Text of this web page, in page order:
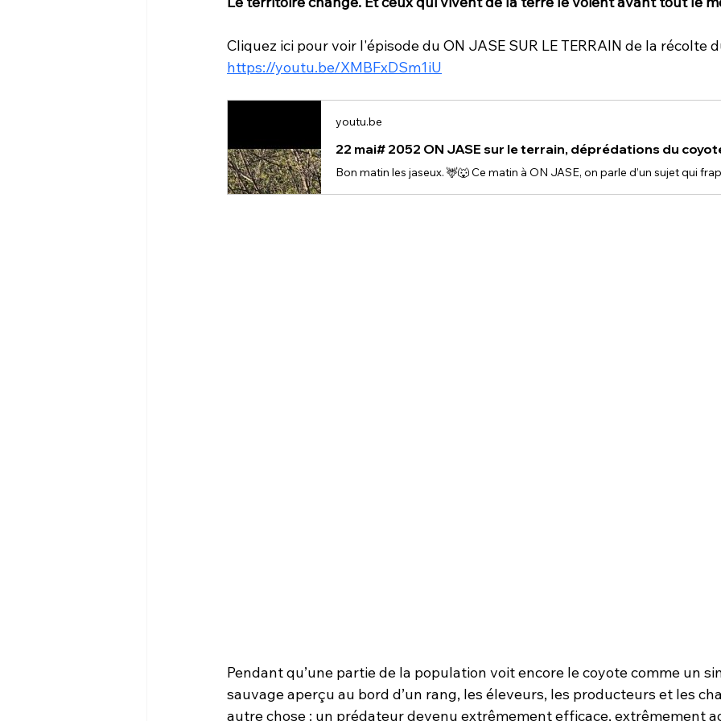
Cliquez ici pour voir l'épisode du ON JASE SUR LE TERRAIN de la récolte
https://youtu.be/XMBFxDSm1iU
youtu.be
22 mai# 2052 ON JASE sur le terrain, déprédations du
Pendant qu’une partie de la population voit encore le coyote comme un
sauvage aperçu au bord d’un rang, les éleveurs, les producteurs et les
autre chose : un prédateur devenu extrêmement efficace, extrêmement